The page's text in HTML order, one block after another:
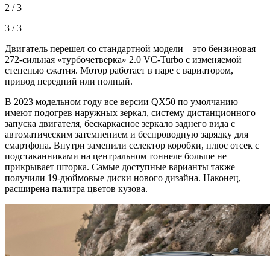
2 / 3
3 / 3
Двигатель перешел со стандартной модели – это бензиновая
272-сильная «турбочетверка» 2.0 VC-Turbo с изменяемой
степенью сжатия. Мотор работает в паре с вариатором,
привод передний или полный.
В 2023 модельном году все версии QX50 по умолчанию
имеют подогрев наружных зеркал, систему дистанционного
запуска двигателя, бескаркасное зеркало заднего вида с
автоматическим затемнением и беспроводную зарядку для
смартфона. Внутри заменили селектор коробки, плюс отсек с
подстаканниками на центральном тоннеле больше не
прикрывает шторка. Самые доступные варианты также
получили 19-дюймовые диски нового дизайна. Наконец,
расширена палитра цветов кузова.